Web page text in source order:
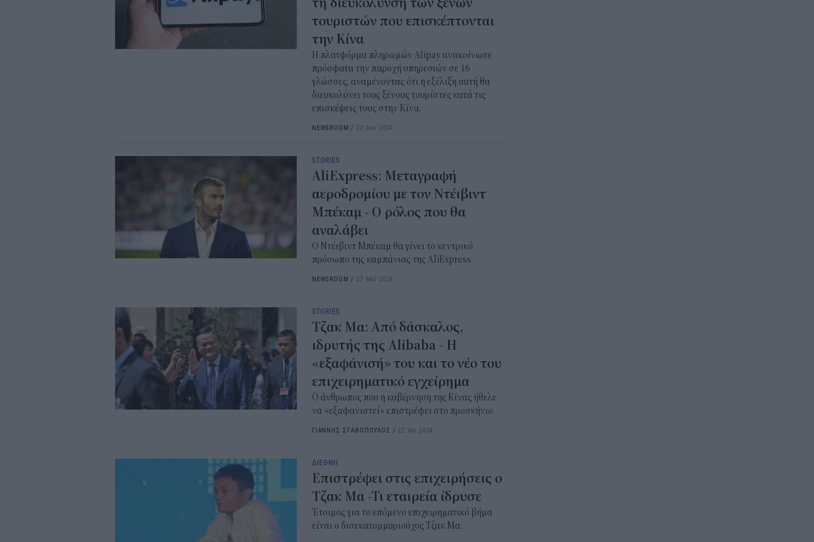
τουριστών που επισκέπτονται
την Κίνα
Η πλατφόρμα πληρωμών Alipay ανακοίνωσε
πρόσφατα την παροχή υπηρεσιών σε 16
γλώσσες, αναμένοντας ότι η εξέλιξη αυτή θα
διευκολύνει τους ξένους τουρίστες κατά τις
επισκέψεις τους στην Κίνα.
NEWSROOM / 22 Αυγ 2024
STORIES
AliExpress: Μεταγραφή
αεροδρομίου με τον Ντέιβιντ
Μπέκαμ - Ο ρόλος που θα
αναλάβει
Ο Ντέιβιντ Μπέκαμ θα γίνει το κεντρικό
πρόσωπο της καμπάνιας της AliExpress.
NEWSROOM / 27 Μαΐ 2024
STORIES
Τζακ Μα: Από δάσκαλος,
ιδρυτής της Alibaba - Η
«εξαφάνισή» του και το νέο του
επιχειρηματικό εγχείρημα
Ο άνθρωπος που η κυβέρνηση της Κίνας ήθελε
να «εξαφανιστεί» επιστρέφει στο προσκήνιο.
ΓΙΑΝΝΗΣ ΣΤΑΘΟΠΟΥΛΟΣ / 22 Ιαν 2024
ΔΙΕΘΝΗ
Επιστρέφει στις επιχειρήσεις ο
Τζακ Μα -Τι εταιρεία ίδρυσε
Έτοιμος για το επόμενο επιχειρηματικό βήμα
είναι ο δισεκατομμυριούχος Τζακ Μα.